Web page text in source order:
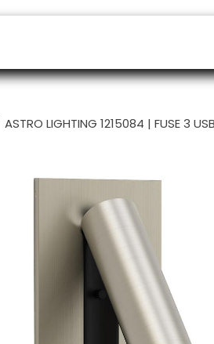
ASTRO LIGHTING 1215084 | FUSE 3